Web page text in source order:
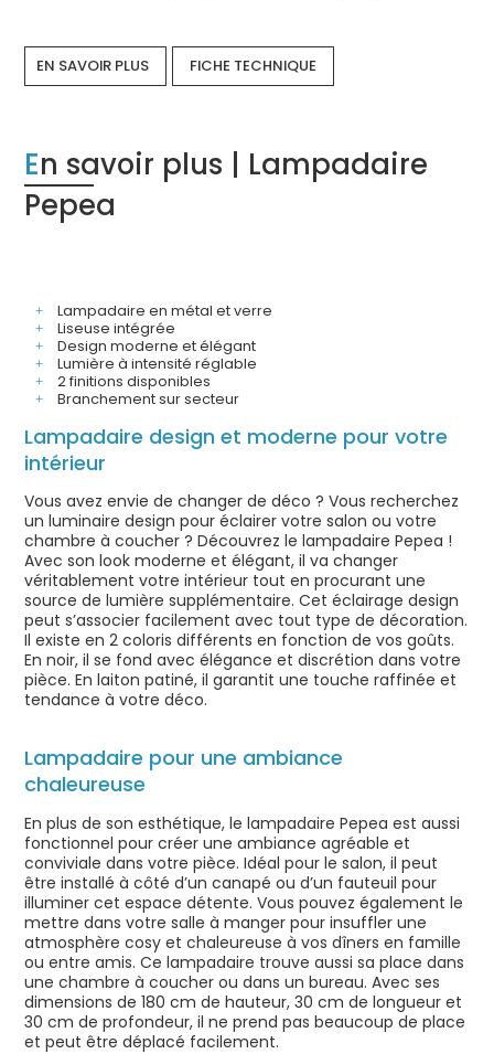
EN SAVOIR PLUS FICHE TECHNIQUE
En savoir plus | Lampadaire
Pepea
Lampadaire en métal et verre
Liseuse intégrée
Design moderne et élégant
Lumière à intensité réglable
2 finitions disponibles
Branchement sur secteur
Lampadaire design et moderne pour votre
intérieur
Vous avez envie de changer de déco ? Vous recherchez
un luminaire design pour éclairer votre salon ou votre
chambre à coucher ? Découvrez le lampadaire Pepea !
Avec son look moderne et élégant, il va changer
véritablement votre intérieur tout en procurant une
source de lumière supplémentaire. Cet éclairage design
peut s’associer facilement avec tout type de décoration.
Il existe en 2 coloris différents en fonction de vos goûts.
En noir, il se fond avec élégance et discrétion dans votre
pièce. En laiton patiné, il garantit une touche raffinée et
tendance à votre déco.
Lampadaire pour une ambiance
chaleureuse
En plus de son esthétique, le lampadaire Pepea est aussi
fonctionnel pour créer une ambiance agréable et
conviviale dans votre pièce. Idéal pour le salon, il peut
être installé à côté d’un canapé ou d’un fauteuil pour
illuminer cet espace détente. Vous pouvez également le
mettre dans votre salle à manger pour insuffler une
atmosphère cosy et chaleureuse à vos dîners en famille
ou entre amis. Ce lampadaire trouve aussi sa place dans
une chambre à coucher ou dans un bureau. Avec ses
dimensions de 180 cm de hauteur, 30 cm de longueur et
30 cm de profondeur, il ne prend pas beaucoup de place
et peut être déplacé facilement.